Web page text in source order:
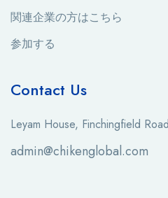
関連企業の方はこちら
参加する
Contact Us
Leyam House, Finchingfield
admin@chikenglobal.com